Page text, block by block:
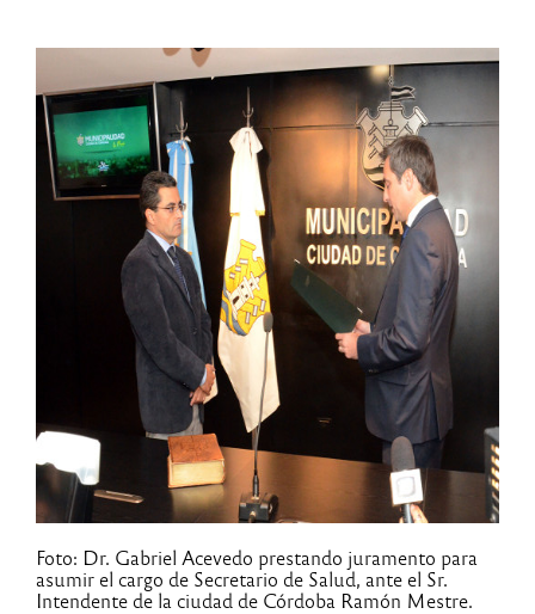
Foto: Dr. Gabriel Acevedo prestando juramento para
asumir el cargo de Secretario de Salud, ante el Sr.
Intendente de la ciudad de Córdoba Ramón Mestre.